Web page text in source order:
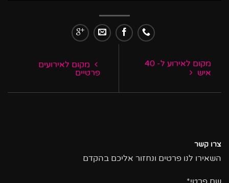
מקום לאירועים
פרטיים
מקום לאירוע ל- 40
איש
צרו קשר
השאירו לנו פרטים ונחזור אליכם בהקדם